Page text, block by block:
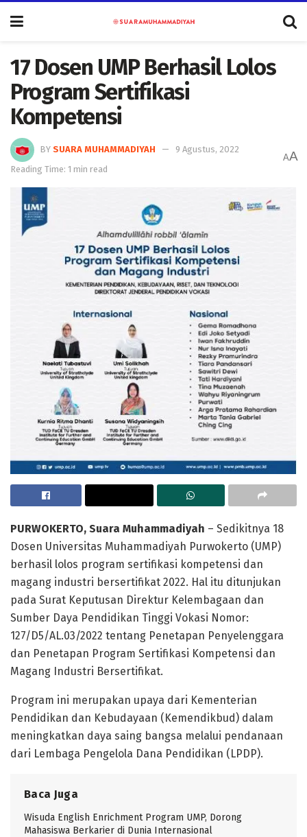
17 Dosen UMP Berhasil Lolos
Program Sertifikasi
Kompetensi
BY SUARA MUHAMMADIYAH
9 Agustus, 2022
Reading Time: 1 min read
AA
PURWOKERTO, Suara Muhammadiyah – Sedikitnya 18
Dosen Universitas Muhammadiyah Purwokerto (UMP)
berhasil lolos program sertifikasi kompetensi dan
magang industri bersertifikat 2022. Hal itu ditunjukan
pada Surat Keputusan Direktur Kelembagaan dan
Sumber Daya Pendidikan Tinggi Vokasi Nomor:
127/D5/AL.03/2022 tentang Penetapan Penyelenggara
dan Penetapan Program Sertifikasi Kompetensi dan
Magang Industri Bersertifikat.
Program ini merupakan upaya dari Kementerian
Pendidikan dan Kebudayaan (Kemendikbud) dalam
meningkatkan daya saing bangsa melalui pendanaan
dari Lembaga Pengelola Dana Pendidikan (LPDP).
Baca Juga
Wisuda English Enrichment Program UMP, Dorong
Mahasiswa Berkarier di Dunia Internasional